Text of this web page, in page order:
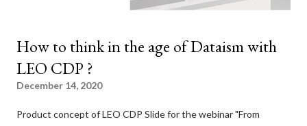
How to think in the age of Dataism with
LEO CDP ?
December 14, 2020
Product concept of LEO CDP Slide for the webinar "From